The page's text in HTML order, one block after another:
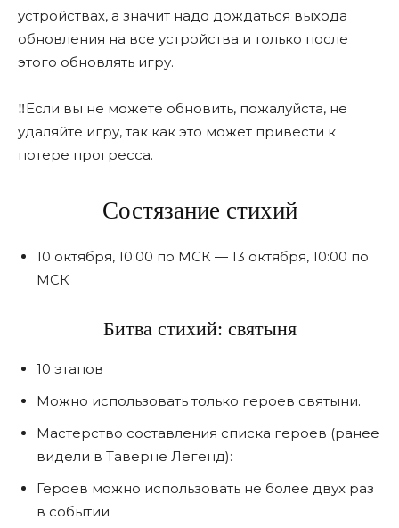
устройствах, а значит надо дождаться выхода
обновления на все устройства и только после
этого обновлять игру.
‼Если вы не можете обновить, пожалуйста, не
удаляйте игру, так как это может привести к
потере прогресса.
Состязание стихий
10 октября, 10:00 по МСК — 13 октября, 10:00 по
МСК
Битва стихий: святыня
10 этапов
Можно использовать только героев святыни.
Мастерство составления списка героев (ранее
видели в Таверне Легенд):
Героев можно использовать не более двух раз
в событии